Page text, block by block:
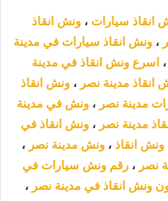
انقاذ سيارات ، ونش انقاذ
، ونش انقاذ سيارات في مدينة
، اسرع ونش انقاذ في مدينة
انقاذ مدينة نصر ، ونش انقاذ
مدينة نصر ، ونش في مدينة
مدينة نصر ، ونش انقاذ في
انقاذ ، ونش مدينة نصر ،
نصر ، رقم ونش سيارات في
ونش انقاذ في مدينة نصر ،